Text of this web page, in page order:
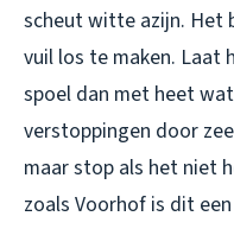
scheut witte azijn. Het
vuil los te maken. Laat
spoel dan met heet
verstoppingen door
maar stop als het niet
zoals Voorhof is dit